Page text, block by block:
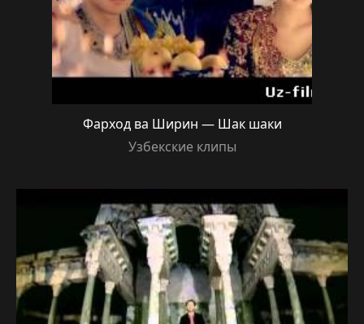
Фарход ва Ширин — Шак шаки
Узбекские клипы